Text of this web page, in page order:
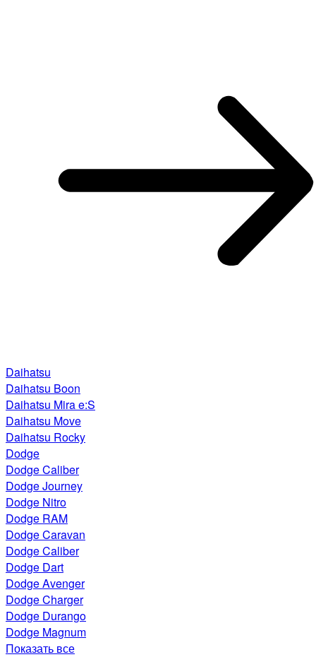
Daihatsu
Daihatsu Boon
Daihatsu Mira e:S
Daihatsu Move
Daihatsu Rocky
Dodge
Dodge Caliber
Dodge Journey
Dodge Nitro
Dodge RAM
Dodge Caravan
Dodge Caliber
Dodge Dart
Dodge Avenger
Dodge Charger
Dodge Durango
Dodge Magnum
Показать все